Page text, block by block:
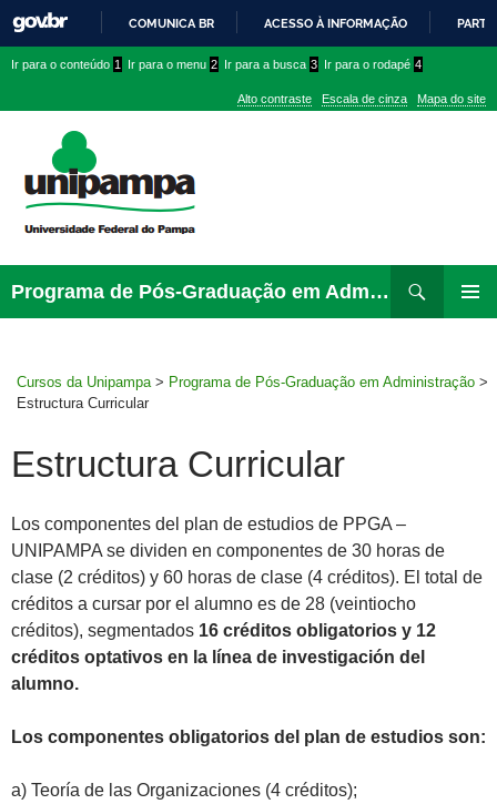
PARA
CONTEÚDO
COMUNICA BR ACESSO À INFORMAÇÃO
conteúdo
menu
superior
menu
Ir para o conteúdo 1 Ir para o menu 2 Ir para a busca 3 Ir para o rodapé 4
Alto contraste Escala de cinza Mapa do site
Programa de Pós-Graduação em Administração
para
Cursos da Unipampa > Programa de Pós-Graduação em Administração >
Estructura Curricular
Estructura Curricular
Los componentes del plan de estudios de PPGA –
UNIPAMPA se dividen en componentes de 30 horas de
clase (2 créditos) y 60 horas de clase (4 créditos). El total de
créditos a cursar por el alumno es de 28 (veintiocho
créditos), segmentados 16 créditos obligatorios y 12
créditos optativos en la línea de investigación del
alumno.
Los componentes obligatorios del plan de estudios son:
a) Teoría de las Organizaciones (4 créditos);